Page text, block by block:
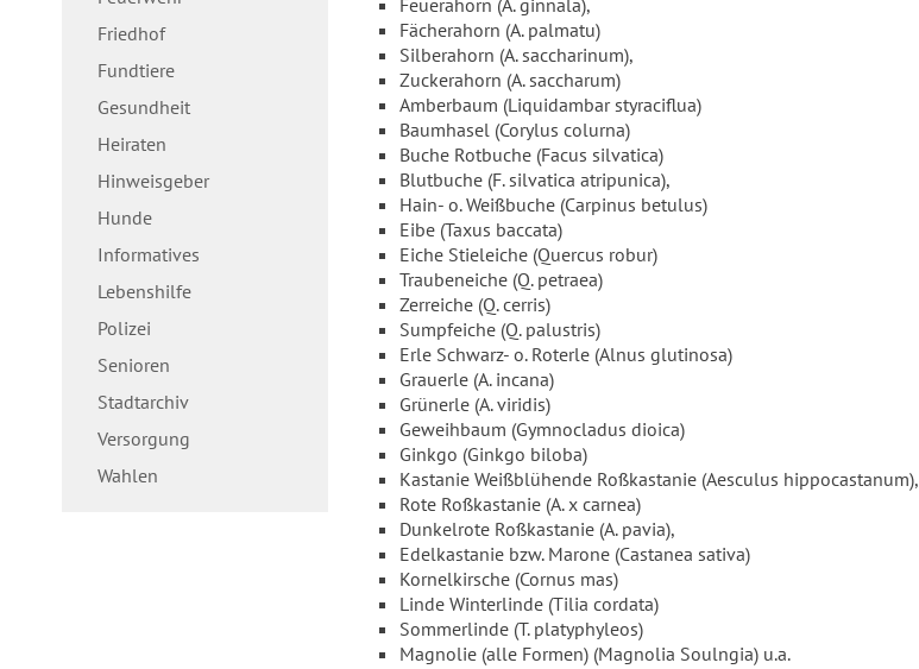
Friedhof
Fundtiere
Gesundheit
Heiraten
Hinweisgeber
Hunde
Informatives
Lebenshilfe
Polizei
Senioren
Stadtarchiv
Versorgung
Wahlen
Feuerahorn (A. ginnala),
Fächerahorn (A. palmatu)
Silberahorn (A. saccharinum),
Zuckerahorn (A. saccharum)
Amberbaum (Liquidambar styraciflua)
Baumhasel (Corylus colurna)
Buche Rotbuche (Facus silvatica)
Blutbuche (F. silvatica atripunica),
Hain- o. Weißbuche (Carpinus betulus)
Eibe (Taxus baccata)
Eiche Stieleiche (Quercus robur)
Traubeneiche (Q. petraea)
Zerreiche (Q. cerris)
Sumpfeiche (Q. palustris)
Erle Schwarz- o. Roterle (Alnus glutinosa)
Grauerle (A. incana)
Grünerle (A. viridis)
Geweihbaum (Gymnocladus dioica)
Ginkgo (Ginkgo biloba)
Kastanie Weißblühende Roßkastanie (Aesculus hippocastanum),
Rote Roßkastanie (A. x carnea)
Dunkelrote Roßkastanie (A. pavia),
Edelkastanie bzw. Marone (Castanea sativa)
Kornelkirsche (Cornus mas)
Linde Winterlinde (Tilia cordata)
Sommerlinde (T. platyphyleos)
Magnolie (alle Formen) (Magnolia Soulngia) u.a.